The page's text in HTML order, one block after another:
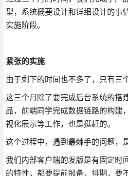
型，系统概要设计和详细设计的事
实施阶段。
紧张的实施
由于剩下的时间也不多了，只有三个
这三个月除了要完成后台系统的搭
品，前端同学完成数据链路的构建
视化展示等工作，也是挺赶的。
这个过程中，遇到最棘手的问题，
我们内部客户端的发版是有固定时
的特性，都要提前报备，排期，要